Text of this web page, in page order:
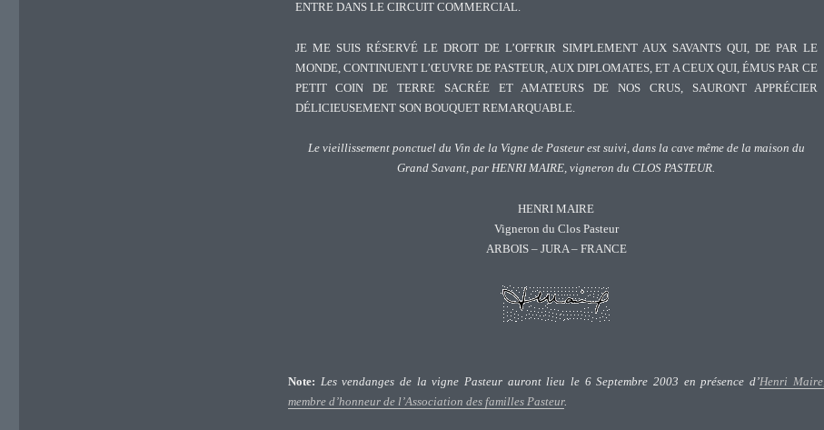
ENTRE DANS LE CIRCUIT COMMERCIAL.
JE ME SUIS RÉSERVÉ LE DROIT DE L’OFFRIR SIMPLEMENT AUX SAVANTS QUI, DE PAR LE
MONDE, CONTINUENT L’ŒUVRE DE PASTEUR, AUX DIPLOMATES, ET A CEUX QUI, ÉMUS PAR CE
PETIT COIN DE TERRE SACRÉE ET AMATEURS DE NOS CRUS, SAURONT APPRÉCIER
DÉLICIEUSEMENT SON BOUQUET REMARQUABLE.
Le vieillissement ponctuel du Vin de la Vigne de Pasteur est suivi, dans la cave même de la maison du
Grand Savant, par HENRI MAIRE, vigneron du CLOS PASTEUR.
HENRI MAIRE
Vigneron du Clos Pasteur
ARBOIS – JURA – FRANCE
Note: Les vendanges de la vigne Pasteur auront lieu le 6 Septembre 2003 en présence d’Henri Maire,
membre d’honneur de l’Association des familles Pasteur.